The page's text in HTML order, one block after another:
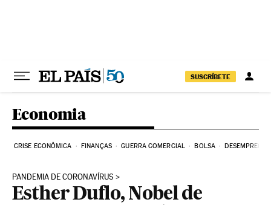
SUSCRÍBETE
Economia
CRISE ECONÔMICA FINANÇAS GUERRA COMERCIAL BOLSA DESEMPREGO
PANDEMIA DE CORONAVÍRUS
Esther Duflo, Nobel de